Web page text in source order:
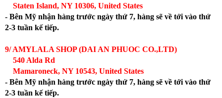
Staten Island, NY 10306, United States
- Bên Mỹ nhận hàng trước ngày thứ 7, hàng sẽ về tới vào thứ
2-3 tuần kế tiếp.
9/ AMYLALA SHOP (DAI AN PHUOC CO.,LTD)
540 Alda Rd
Mamaroneck, NY 10543, United States
- Bên Mỹ nhận hàng trước ngày thứ 7, hàng sẽ về tới vào thứ
2-3 tuần kế tiếp.